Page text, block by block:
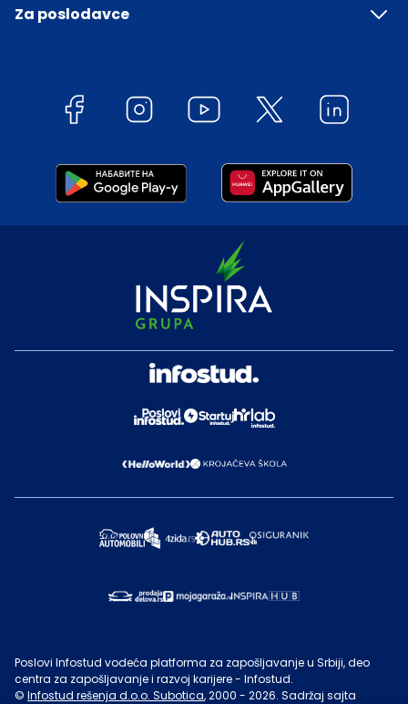
Za poslodavce
Poslovi Infostud vodeća platforma za zapošljavanje u Srbiji, deo
centra za zapošljavanje i razvoj karijere - Infostud.
© Infostud rešenja d.o.o. Subotica, 2000 - 2026. Sadržaj sajta